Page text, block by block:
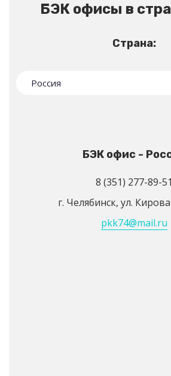
БЭК офисы в
Страна:
БЭК офис -
8 (351) 277-89-51
г. Челябинск, ул.
pkk74@mail.ru